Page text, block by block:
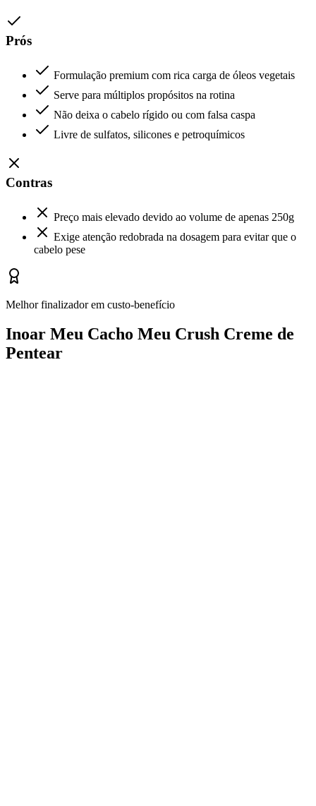
Prós
Formulação premium com rica carga de óleos vegetais
Serve para múltiplos propósitos na rotina
Não deixa o cabelo rígido ou com falsa caspa
Livre de sulfatos, silicones e petroquímicos
Contras
Preço mais elevado devido ao volume de apenas 250g
Exige atenção redobrada na dosagem para evitar que o
cabelo pese
Melhor finalizador em custo-benefício
Inoar Meu Cacho Meu Crush Creme de
Pentear